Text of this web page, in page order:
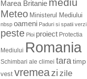
Marea Britanie
Meteo Ministerul Mediului
nbsp oameni Paduri si spatii verzi
peste Ploi proiect Protectia
Mediului Romania
Schimbari ale climei taratimp
vest vremeazi zile